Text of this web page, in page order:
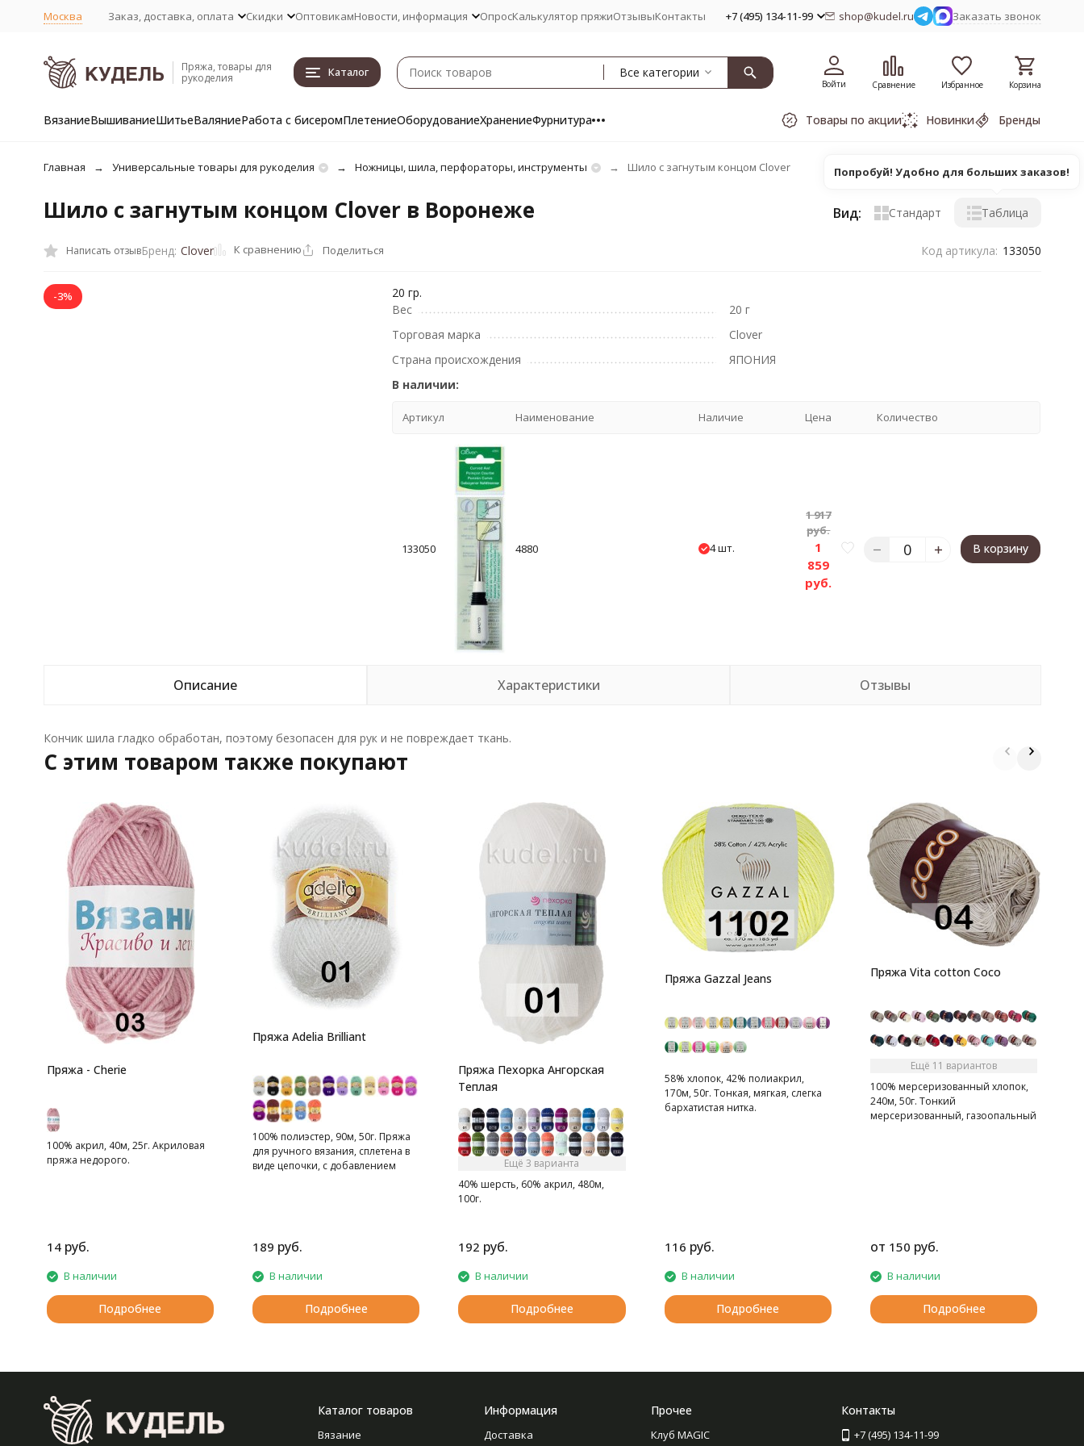
Москва Заказ, доставка, оплата Скидки ОптовикамНовости, информация ОпросКалькулятор пряжиОтзывыКонтакты +7 (495) 134-11-99 shop@kudel.ru Заказать звонок
Пряжа, товары для
рукоделия
Каталог Все категории
Войти Сравнение Избранное Корзина
ВязаниеВышиваниеШитьеВаляниеРабота с бисеромПлетениеОборудованиеХранениеФурнитура Товары по акции Новинки Бренды
Главная Универсальные товары для рукоделия Ножницы, шила, перфораторы, инструменты Шило с загнутым концом Clover
Шило с загнутым концом Clover в Воронеже Вид: Стандарт Таблица
Написать отзывБренд: Clover К сравнению Поделиться Код артикула: 133050
-3%
20 гр.
Вес
20 г
Торговая марка
Clover
Страна происхождения
ЯПОНИЯ
В наличии:
Артикул Наименование Наличие Цена Количество
133050 4880 4 шт.
1 917
руб.
1
859
руб.
В корзину
Описание Характеристики Отзывы
Кончик шила гладко обработан, поэтому безопасен для рук и не повреждает ткань.
C этим товаром также покупают
Пряжа - Cherie
100% акрил, 40м, 25г. Акриловая
пряжа недорого.
14 руб.
В наличии
Подробнее
Пряжа Adelia Brilliant
100% полиэстер, 90м, 50г. Пряжа
для ручного вязания, сплетена в
виде цепочки, с добавлением
189 руб.
В наличии
Подробнее
Пряжа Пехорка Ангорская
Теплая
Ещё 3 варианта
40% шерсть, 60% акрил, 480м,
100г.
192 руб.
В наличии
Подробнее
Пряжа Gazzal Jeans
58% хлопок, 42% полиакрил,
170м, 50г. Тонкая, мягкая, слегка
бархатистая нитка.
116 руб.
В наличии
Подробнее
Пряжа Vita cotton Coco
Ещё 11 вариантов
100% мерсеризованный хлопок,
240м, 50г. Тонкий
мерсеризованный, газоопальный
от 150 руб.
В наличии
Подробнее
Каталог товаров
Вязание
Информация
Доставка
Прочее
Клуб MAGIC
Контакты
+7 (495) 134-11-99
Попробуй! Удобно для больших заказов!